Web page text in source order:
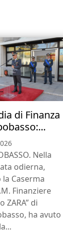
di Finanza
Nella
odierna,
la Caserma
Finanziere
ZARA” di
ha avuto